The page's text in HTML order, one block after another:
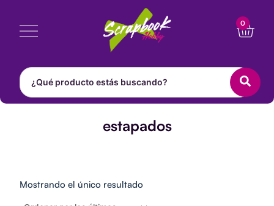
0
Cart
estapados
Mostrando el único resultado